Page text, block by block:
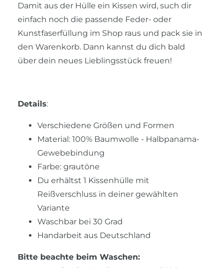
Damit aus der Hülle ein Kissen wird, such dir
einfach noch die passende Feder- oder
Kunstfaserfüllung im Shop raus und pack sie in
den Warenkorb. Dann kannst du dich bald
über dein neues Lieblingsstück freuen!
Details:
Verschiedene Größen und Formen
Material: 100% Baumwolle - Halbpanama-
Gewebebindung
Farbe: grautöne
Du erhältst 1 Kissenhülle mit
Reißverschluss in deiner gewählten
Variante
Waschbar bei 30 Grad
Handarbeit aus Deutschland
Bitte beachte beim Waschen: